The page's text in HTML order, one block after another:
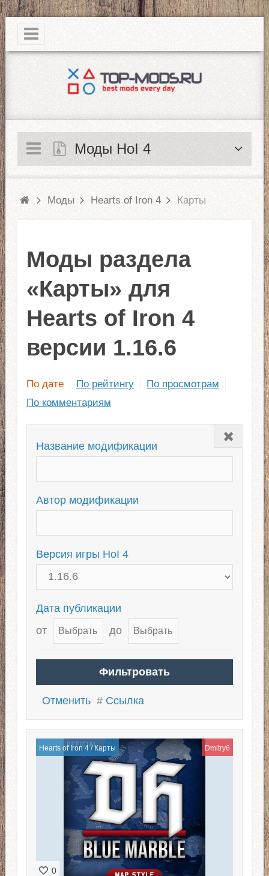
|
Моды HoI 4
Моды Hearts of Iron 4 Карты
Моды раздела
«Карты» для
Hearts of Iron 4
версии 1.16.6
По дате По рейтингу
По просмотрам
По комментариям
Закрыть
Название модификации
Автор модификации
Версия игры HoI 4
Дата публикации
от
до
Отменить # Ссылка
Hearts of Iron 4/Карты Dmitry6
0